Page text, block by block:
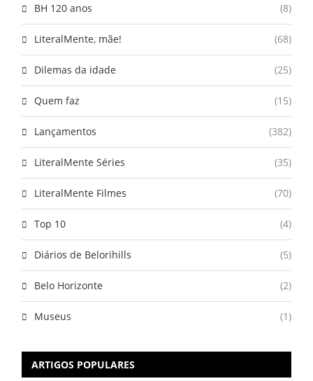
BH 120 anos (8)
LiteralMente, mãe! (68)
Dilemas da idade (25)
Quem faz (15)
Lançamentos (382)
LiteralMente Séries (35)
LiteralMente Filmes (70)
Top 10 (4)
Diários de Belorihills (5)
Belo Horizonte (2)
Museus (1)
ARTIGOS POPULARES